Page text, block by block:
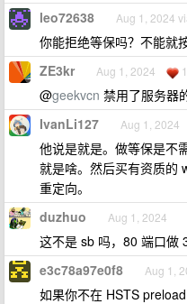
leo72638 Aug 1, 2024
你能拒绝等保吗？不能就
ZE3kr Aug 1, 2024 1
@geekvcn 禁用了服务器
IvanLi127 Aug 1, 2024
他说是就是。做等保是不
就是啥。然后买有资质的
重定向。
duzhuo Aug 1, 2024
这不是 sb 吗，80 端口做
e3c78a97e0f8 Aug 1,
如果你不在 HSTS